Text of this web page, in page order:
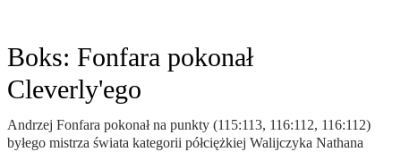
Boks: Fonfara pokonał
Cleverly'ego
Andrzej Fonfara pokonał na punkty (115:113, 116:112, 116:112)
byłego mistrza świata kategorii półciężkiej Walijczyka Nathana